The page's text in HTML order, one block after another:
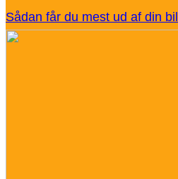
Sådan får du mest ud af din